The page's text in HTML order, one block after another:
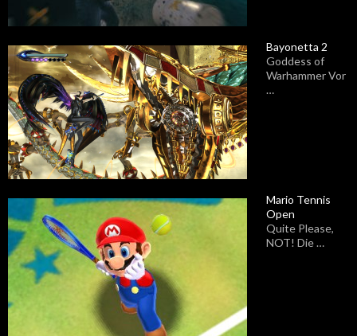
Bayonetta 2
Goddess of
Warhammer Vor
…
Mario Tennis
Open
Quite Please,
NOT! Die …